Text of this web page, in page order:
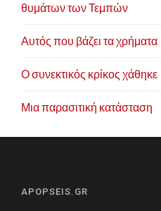
θυμάτων των Τεμπών
Αυτός που βάζει τα χρήματα
Ο συνεκτικός κρίκος χάθηκε
Μια παρασιτική κατάσταση
APOPSEIS.GR